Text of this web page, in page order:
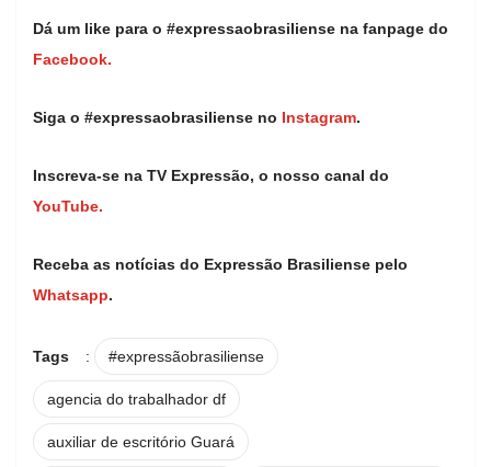
Dá um like para o #expressaobrasiliense na fanpage do
Facebook.
Siga o #expressaobrasiliense no Instagram.
Inscreva-se na TV Expressão, o nosso canal do
YouTube.
Receba as notícias do Expressão Brasiliense pelo
Whatsapp.
Tags : #expressãobrasiliense
agencia do trabalhador df
auxiliar de escritório Guará